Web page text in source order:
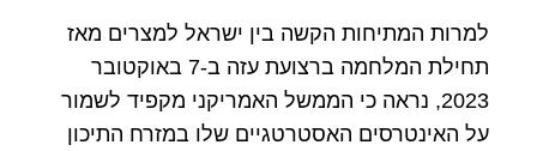
למרות המתיחות הקשה בין ישראל למצרים מאז
תחילת המלחמה ברצועת עזה ב-7 באוקטובר
2023, נראה כי הממשל האמריקני מקפיד לשמור
על האינטרסים האסטרטגיים שלו במזרח התיכון